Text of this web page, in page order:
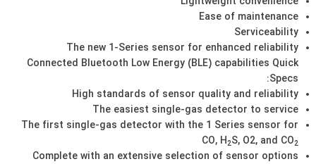
Ease of maintenance
Serviceability
The new 1-Series sensor for enhanced reliability
Connected Bluetooth Low Energy (BLE) capabilities Quick
Specs:
High standards of sensor quality and reliability
The easiest single-gas detector to service
The first single-gas detector with the 1 Series sensor for
CO, H2S, O2, and CO2
Complete with an extensive selection of sensor options